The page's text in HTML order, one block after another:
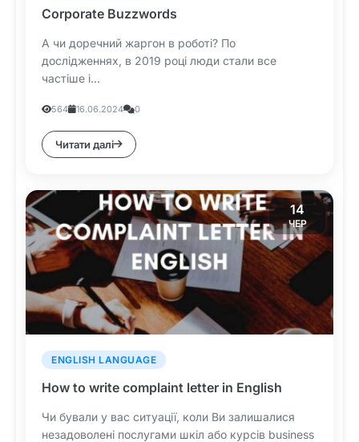
Corporate Buzzwords
А чи доречний жаргон в роботі? По
дослідженнях, в 2019 році люди стали все
частіше і...
564 16.06.2024 0
Читати далі
14
ЧЕР
ENGLISH LANGUAGE
How to write complaint letter in English
Чи бували у вас ситуації, коли Ви залишалися
незадоволені послугами шкіл або курсів business